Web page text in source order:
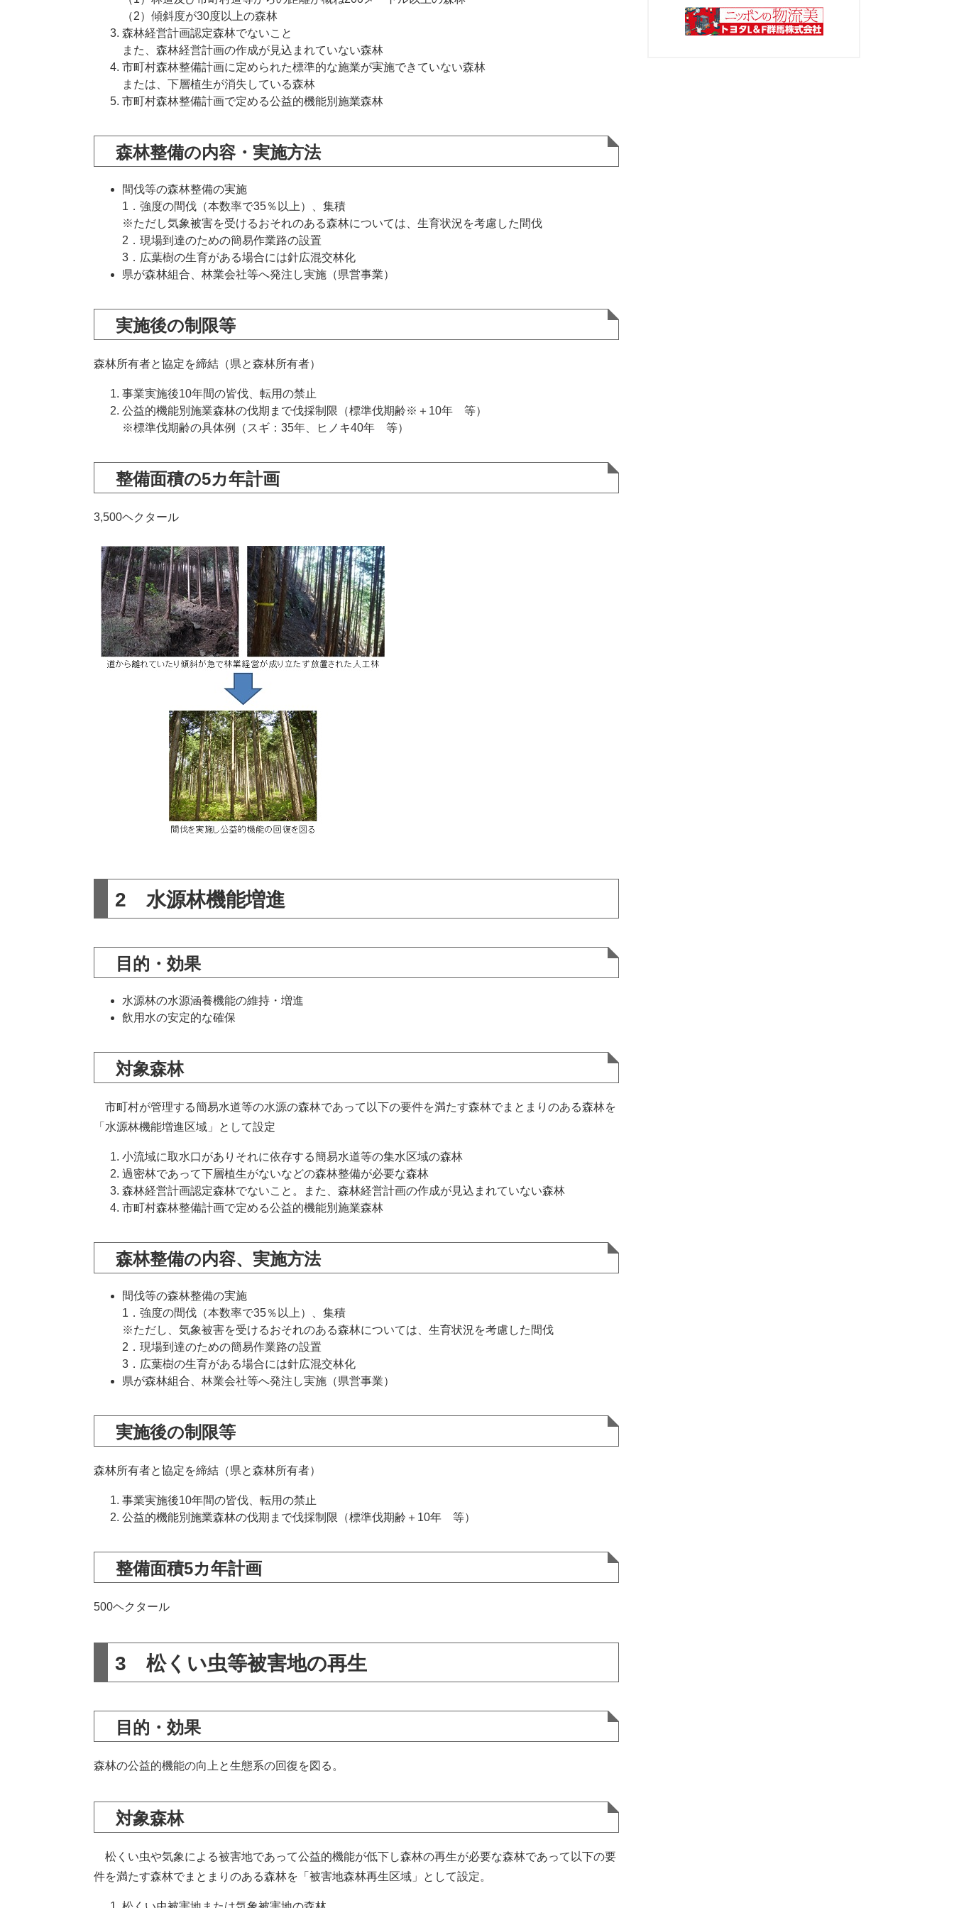
（2）傾斜度が30度以上の森林
森林経営計画認定森林でないこと
また、森林経営計画の作成が見込まれていない森林
市町村森林整備計画に定められた標準的な施業が実施できていない森林
または、下層植生が消失している森林
市町村森林整備計画で定める公益的機能別施業森林
森林整備の内容・実施方法
間伐等の森林整備の実施
1．強度の間伐（本数率で35％以上）、集積
※ただし気象被害を受けるおそれのある森林については、生育状況を考慮した間伐
2．現場到達のための簡易作業路の設置
3．広葉樹の生育がある場合には針広混交林化
県が森林組合、林業会社等へ発注し実施（県営事業）
実施後の制限等
森林所有者と協定を締結（県と森林所有者）
事業実施後10年間の皆伐、転用の禁止
公益的機能別施業森林の伐期まで伐採制限（標準伐期齢※＋10年 等）
※標準伐期齢の具体例（スギ：35年、ヒノキ40年 等）
整備面積の5カ年計画
3,500ヘクタール
2 水源林機能増進
目的・効果
水源林の水源涵養機能の維持・増進
飲用水の安定的な確保
対象森林
市町村が管理する簡易水道等の水源の森林であって以下の要件を満たす森林でまとまりのある森林を
「水源林機能増進区域」として設定
小流域に取水口がありそれに依存する簡易水道等の集水区域の森林
過密林であって下層植生がないなどの森林整備が必要な森林
森林経営計画認定森林でないこと。また、森林経営計画の作成が見込まれていない森林
市町村森林整備計画で定める公益的機能別施業森林
森林整備の内容、実施方法
間伐等の森林整備の実施
1．強度の間伐（本数率で35％以上）、集積
※ただし、気象被害を受けるおそれのある森林については、生育状況を考慮した間伐
2．現場到達のための簡易作業路の設置
3．広葉樹の生育がある場合には針広混交林化
県が森林組合、林業会社等へ発注し実施（県営事業）
実施後の制限等
森林所有者と協定を締結（県と森林所有者）
事業実施後10年間の皆伐、転用の禁止
公益的機能別施業森林の伐期まで伐採制限（標準伐期齢＋10年 等）
整備面積5カ年計画
500ヘクタール
3 松くい虫等被害地の再生
目的・効果
森林の公益的機能の向上と生態系の回復を図る。
対象森林
松くい虫や気象による被害地であって公益的機能が低下し森林の再生が必要な森林であって以下の要
件を満たす森林でまとまりのある森林を「被害地森林再生区域」として設定。